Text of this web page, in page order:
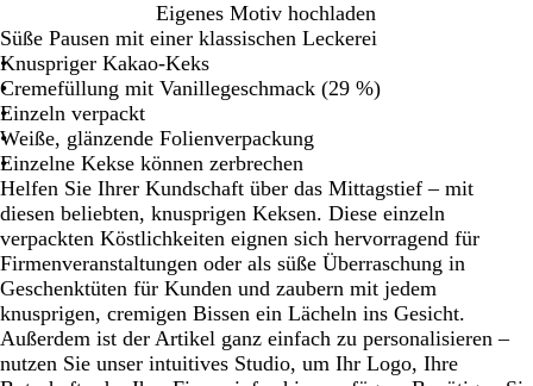
e
i
ß
Eigenes Motiv hochladen
Süße Pausen mit einer klassischen Leckerei
Knuspriger Kakao-Keks
Cremefüllung mit Vanillegeschmack (29 %)
Einzeln verpackt
Weiße, glänzende Folienverpackung
Einzelne Kekse können zerbrechen
Helfen Sie Ihrer Kundschaft über das Mittagstief – mit
diesen beliebten, knusprigen Keksen. Diese einzeln
verpackten Köstlichkeiten eignen sich hervorragend für
Firmenveranstaltungen oder als süße Überraschung in
Geschenktüten für Kunden und zaubern mit jedem
knusprigen, cremigen Bissen ein Lächeln ins Gesicht.
Außerdem ist der Artikel ganz einfach zu personalisieren –
nutzen Sie unser intuitives Studio, um Ihr Logo, Ihre